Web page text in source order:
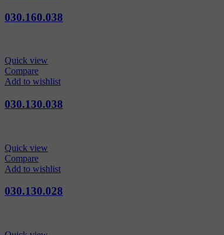
030.160.038
Quick view
Compare
Add to wishlist
030.130.038
Quick view
Compare
Add to wishlist
030.130.028